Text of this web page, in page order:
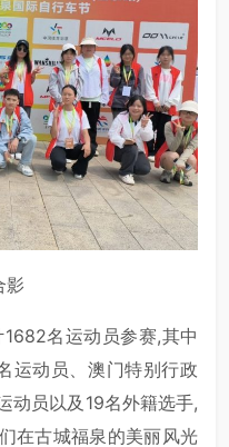
影
名运动员参赛,其中
运动员、澳门特别行政
动员以及19名外籍选手,
在古城福泉的美丽风光